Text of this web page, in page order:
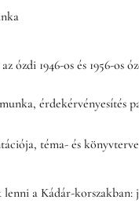
ózdi 1946-os és 1956-os
érdekérvényesítés
téma- és
a Kádár-korszakban: